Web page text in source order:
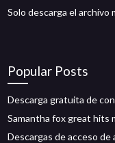
Solo descarga el
Popular Posts
Descarga gratuita de
Samantha fox great hits
Descargas de acceso de